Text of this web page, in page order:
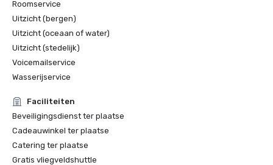
Roomservice
Uitzicht (bergen)
Uitzicht (oceaan of water)
Uitzicht (stedelijk)
Voicemailservice
Wasserijservice
Faciliteiten
Beveiligingsdienst ter plaatse
Cadeauwinkel ter plaatse
Catering ter plaatse
Gratis vliegveldshuttle